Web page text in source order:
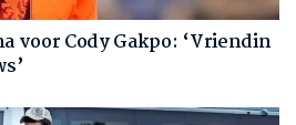
voor Cody Gakpo: ‘Vriendin